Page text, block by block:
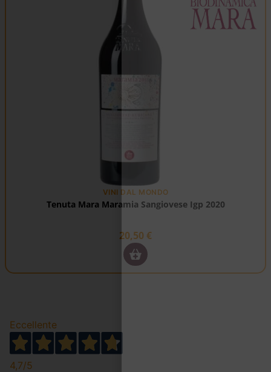
VINI DAL MONDO
Tenuta Mara Maramia Sangiovese Igp 2020
20,50 €
Eccellente
4,7/5